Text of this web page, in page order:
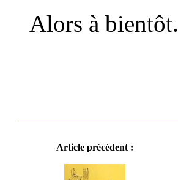
Alors à bientôt.
Article précédent :